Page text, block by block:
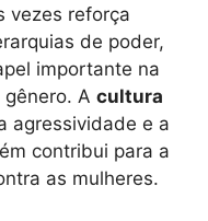
vezes reforça
de poder,
importante na
A cultura
agressividade e a
contribui para a
as mulheres.